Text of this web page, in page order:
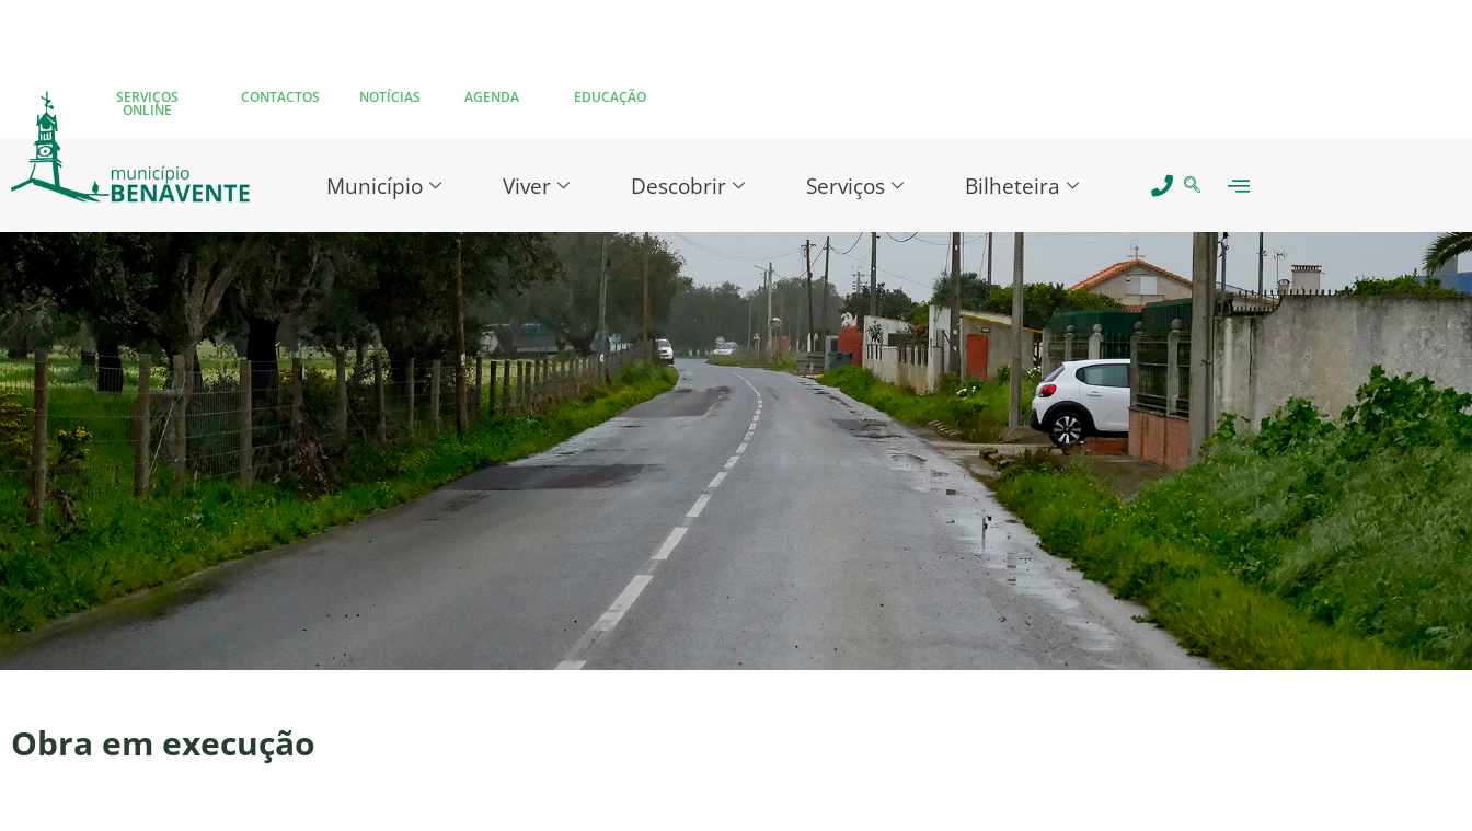
SERVIÇOS
ONLINE
CONTACTOS NOTÍCIAS AGENDA EDUCAÇÃO
Município Viver Descobrir Serviços Bilheteira
Obra em execução